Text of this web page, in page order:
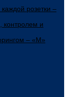
розетки –
контролем и
– «М»